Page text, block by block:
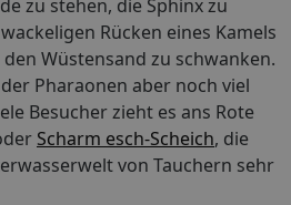
zu stehen, die Sphinx zu
Rücken eines Kamels
Wüstensand zu schwanken.
Pharaonen aber noch viel
Besucher zieht es ans Rote
Scharm esch-Scheich, die
von Tauchern sehr